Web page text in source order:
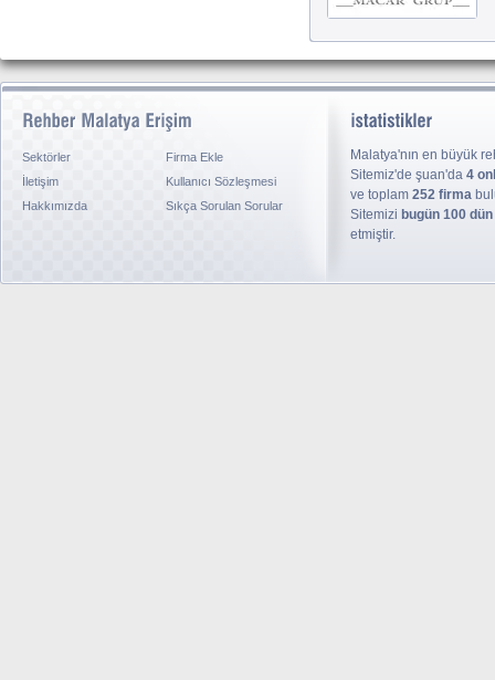
Sektörler
Firma Ekle
İletişim
Kullanıcı Sözleşmesi
Hakkımızda
Sıkça Sorulan Sorular
Malatya'nın en büyük
Sitemiz'de şuan'da 4
ve toplam 252 firma
Sitemizi bugün 100
etmiştir.